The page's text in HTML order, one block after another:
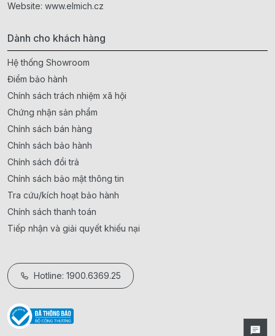
Website: www.elmich.cz
Dành cho khách hàng
Hệ thống Showroom
Điểm bảo hành
Chính sách trách nhiệm xã hội
Chứng nhận sản phẩm
Chính sách bán hàng
Chính sách bảo hành
Chính sách đổi trả
Chính sách bảo mật thông tin
Tra cứu/kích hoạt bảo hành
Chính sách thanh toán
Tiếp nhận và giải quyết khiếu nại
Hotline: 1900.6369.25